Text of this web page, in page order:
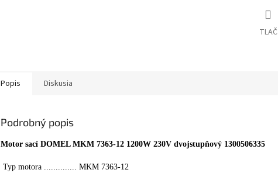
TLAČ
Popis Diskusia
Podrobný popis
Motor sací DOMEL MKM 7363-12 1200W 230V dvojstupňový 1300506335
Typ motora .............. MKM 7363-12